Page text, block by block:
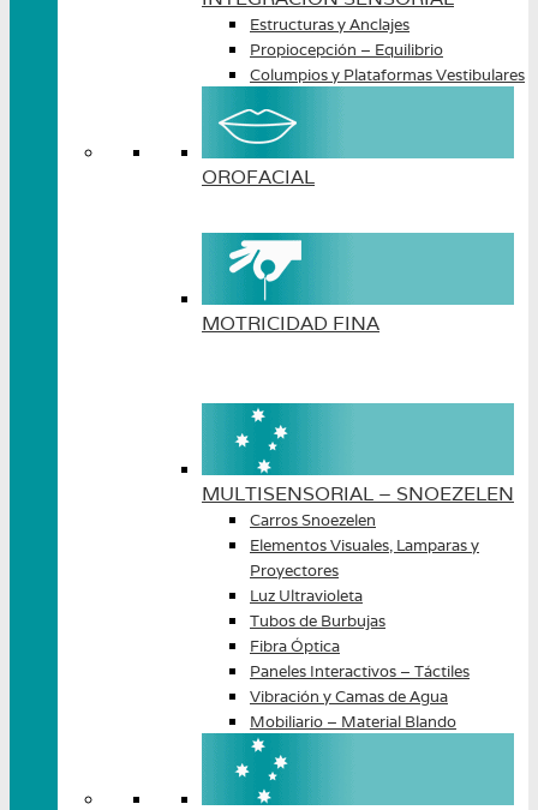
Estructuras y Anclajes
Propiocepción – Equilibrio
Columpios y Plataformas Vestibulares
OROFACIAL
MOTRICIDAD FINA
MULTISENSORIAL – SNOEZELEN
Carros Snoezelen
Elementos Visuales, Lamparas y
Proyectores
Luz Ultravioleta
Tubos de Burbujas
Fibra Óptica
Paneles Interactivos – Táctiles
Vibración y Camas de Agua
Mobiliario – Material Blando